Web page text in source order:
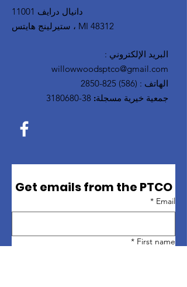
11001 دانيال درايف
ستيرلينج هايتس ، MI 48312
البريد الإلكتروني :
willowwoodsptco@gmail.com
الهاتف :
(586) 825-2850
جمعية خيرية مسجلة: 38-3180680
Get emails from the PTCO
Email
*
First name
*